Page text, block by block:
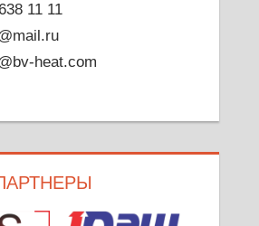
11 11
heat.com